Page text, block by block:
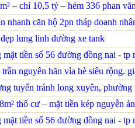
– chỉ 10,5 tỷ – hẻm 336 phan
nhanh căn hộ 2pn tháp doanh
lung linh đường xe tank
mặt tiền số 56 đường đồng nai - tp
nguyên hãn vỉa hè siêu rộng.
tuyến tránh long xuyên, phường
thổ cư – mặt tiền kép nguyễn
mặt tiền số 56 đường đồng nai - tp